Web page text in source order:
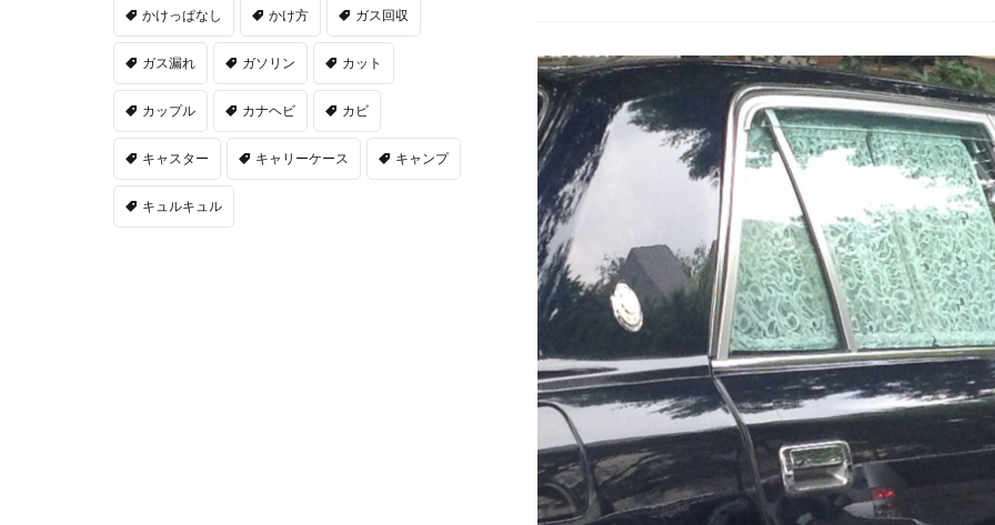
かけっぱなし かけ方 ガス回収
ガス漏れ ガソリン カット
カップル カナヘビ カビ
キャスター キャリーケース キャンプ
キュルキュル